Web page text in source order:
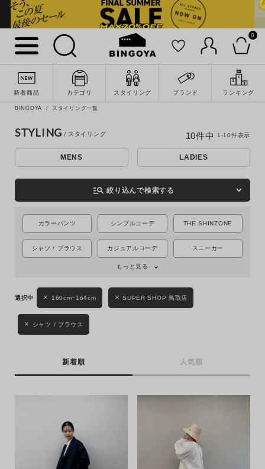
0
新着商品 カテゴリ スタイリング ブランド ランキング
キーワード
BINGOYA スタイリング一覧
STYLING
MENS LADIES
manage_search 絞り込んで検索する
カラーパンツ シンプルコーデ THE SHINZONE
シャツ / ブラウス カジュアルコーデ スニーカー
もっと見る
160cm~164cm SUPER SHOP 鳥取店
シャツ / ブラウス
新着順 人気順
10件中 1-10件表示